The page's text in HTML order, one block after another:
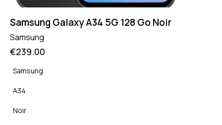
Samsung Galaxy A34 5G 128 Go Noir
Samsung
€239.00
Samsung
A34
Noir